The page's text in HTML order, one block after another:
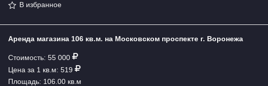
В избранное
Аренда магазина 106 кв.м. на Московском проспекте г. Воронежа
Стоимость: 55 000
Цена за 1 кв.м: 519
Площадь: 106.00 кв.м